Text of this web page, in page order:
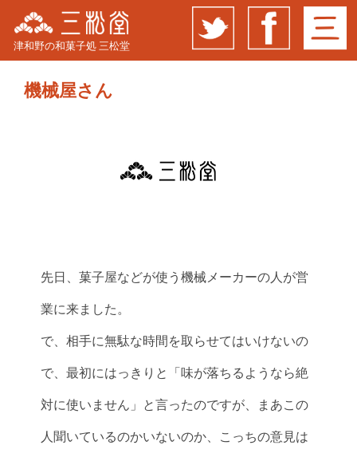
津和野の和菓子処 三松堂
機械屋さん
先日、菓子屋などが使う機械メーカーの人が営
業に来ました。
で、相手に無駄な時間を取らせてはいけないの
で、最初にはっきりと「味が落ちるようなら絶
対に使いません」と言ったのですが、まあこの
人聞いているのかいないのか、こっちの意見は